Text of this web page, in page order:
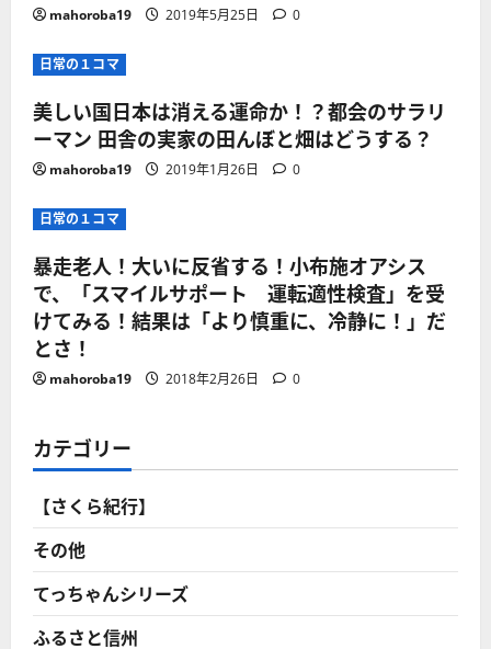
mahoroba19 2019年5月25日 0
日常の１コマ
美しい国日本は消える運命か！？都会のサラリ
ーマン 田舎の実家の田んぼと畑はどうする？
mahoroba19 2019年1月26日 0
日常の１コマ
暴走老人！大いに反省する！小布施オアシス
で、「スマイルサポート 運転適性検査」を受
けてみる！結果は「より慎重に、冷静に！」だ
とさ！
mahoroba19 2018年2月26日 0
カテゴリー
【さくら紀行】
その他
てっちゃんシリーズ
ふるさと信州